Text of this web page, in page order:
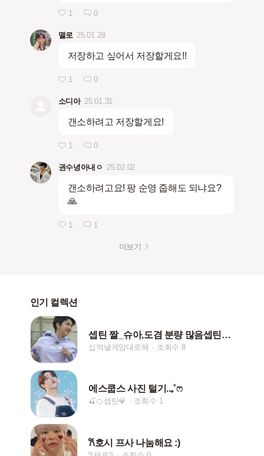
1 0
맬로 25.01.28
저장하고 싶어서 저장할게요!!
1 0
소디아 25.01.31
갠소하려고 저장할게요!
1 0
권수녕아내ㅇ 25.02.02
갠소하려고요! 팡 순영 줍해도 되냐요?
🙏
1 1
더보기
인기 컬렉션
셉틴 짤_슈아,도겸 분량 많음셉틴덕에웃음장벽높아져요ㅠ
십억낼게맘대로해 조회수 8
에스쿱스 사진 털기..₊˚ෆ
🍒🍊셉틴💎 조회수 1
𐙚호시 프사 나눔해요 :)